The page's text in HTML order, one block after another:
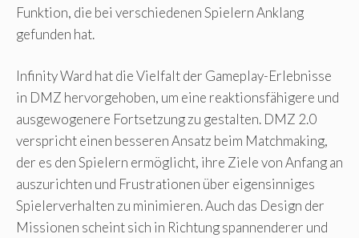
Funktion, die bei verschiedenen Spielern Anklang
gefunden hat.
Infinity Ward hat die Vielfalt der Gameplay-Erlebnisse
in DMZ hervorgehoben, um eine reaktionsfähigere und
ausgewogenere Fortsetzung zu gestalten. DMZ 2.0
verspricht einen besseren Ansatz beim Matchmaking,
der es den Spielern ermöglicht, ihre Ziele von Anfang an
auszurichten und Frustrationen über eigensinniges
Spielerverhalten zu minimieren. Auch das Design der
Missionen scheint sich in Richtung spannenderer und